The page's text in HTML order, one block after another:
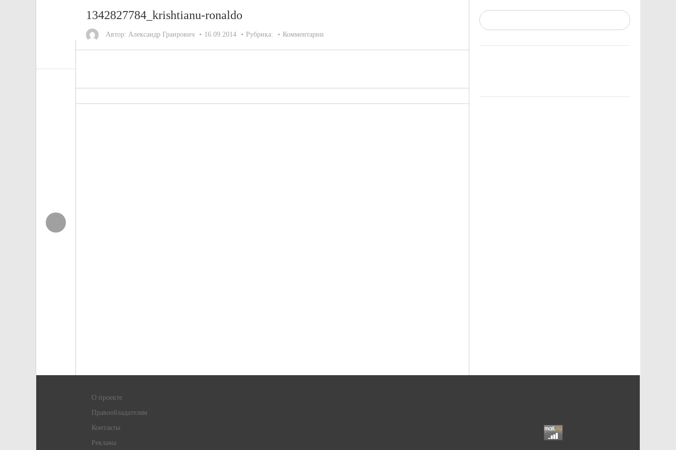
1342827784_krishtianu-ronaldo
Автор: Александр Граирович 16.09.2014 Рубрика: Комментарии
О проекте
Правообладателям
Контакты
Реклама